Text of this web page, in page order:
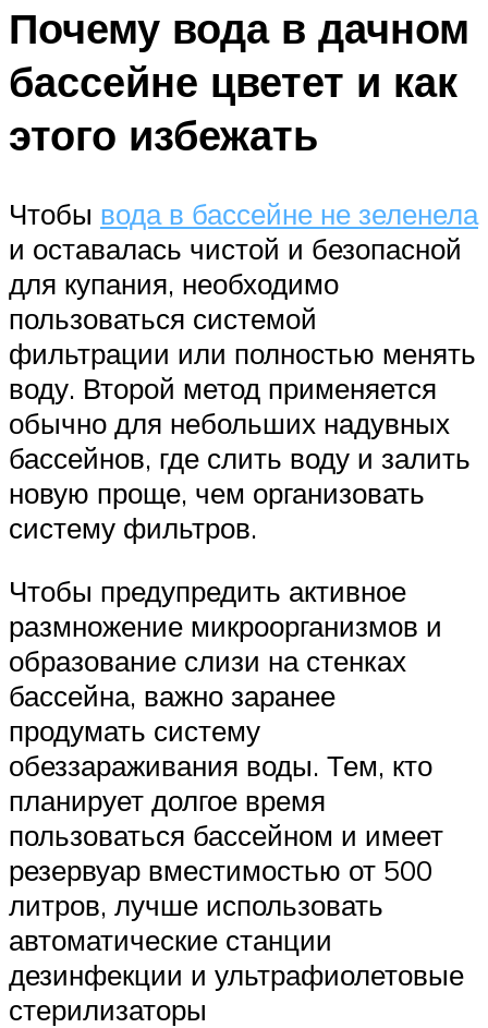
Почему вода в дачном
бассейне цветет и как
этого избежать
Чтобы вода в бассейне не зеленела
и оставалась чистой и безопасной
для купания, необходимо
пользоваться системой
фильтрации или полностью менять
воду. Второй метод применяется
обычно для небольших надувных
бассейнов, где слить воду и залить
новую проще, чем организовать
систему фильтров.
Чтобы предупредить активное
размножение микроорганизмов и
образование слизи на стенках
бассейна, важно заранее
продумать систему
обеззараживания воды. Тем, кто
планирует долгое время
пользоваться бассейном и имеет
резервуар вместимостью от 500
литров, лучше использовать
автоматические станции
дезинфекции и ультрафиолетовые
стерилизаторы